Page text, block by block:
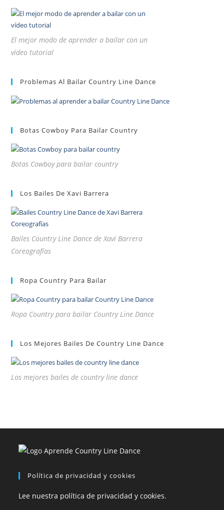
El mejor modo de aprender a bailar con un
vídeo tutorial
Problemas Al Bailar Country Line Dance
Botas Cowboy Para Bailar Country
Botas Cowboy para bailar country
Los Bailes De Xavi Barrera
Bailes Country Line Dance de Xavi Barrera
Coreografías
Ropa Country Para Bailar
Ropa Country para bailar Country Line Dance
Los Mejores Bailes De Country Line Dance
Los mejores bailes de country line dance
Política de privacidad y cookies
Lee nuestra política de privacidad y cookies.